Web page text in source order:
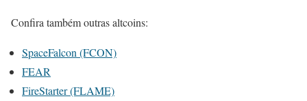
Confira também outras altcoins:
SpaceFalcon (FCON)
FEAR
FireStarter (FLAME)